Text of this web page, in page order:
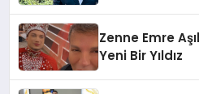
Zenne Emre
Yeni Bir Yıldız